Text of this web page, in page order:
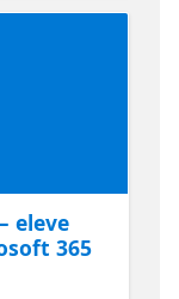
eleve
365